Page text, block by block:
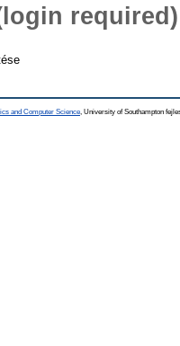
required)
and Computer Science , University of Southampton